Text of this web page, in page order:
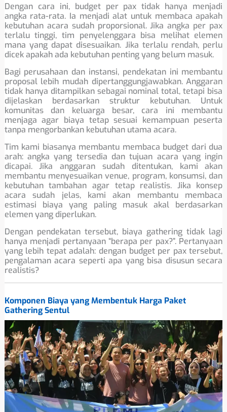
Dengan cara ini, budget per pax tidak hanya menjadi
angka rata-rata. Ia menjadi alat untuk membaca apakah
kebutuhan acara sudah proporsional. Jika angka per pax
terlalu tinggi, tim penyelenggara bisa melihat elemen
mana yang dapat disesuaikan. Jika terlalu rendah, perlu
dicek apakah ada kebutuhan penting yang belum masuk.
Bagi perusahaan dan instansi, pendekatan ini membantu
proposal lebih mudah dipertanggungjawabkan. Anggaran
tidak hanya ditampilkan sebagai nominal total, tetapi bisa
dijelaskan berdasarkan struktur kebutuhan. Untuk
komunitas dan keluarga besar, cara ini membantu
menjaga agar biaya tetap sesuai kemampuan peserta
tanpa mengorbankan kebutuhan utama acara.
Tim kami biasanya membantu membaca budget dari dua
arah: angka yang tersedia dan tujuan acara yang ingin
dicapai. Jika anggaran sudah ditentukan, kami akan
membantu menyesuaikan venue, program, konsumsi, dan
kebutuhan tambahan agar tetap realistis. Jika konsep
acara sudah jelas, kami akan membantu membaca
estimasi biaya yang paling masuk akal berdasarkan
elemen yang diperlukan.
Dengan pendekatan tersebut, biaya gathering tidak lagi
hanya menjadi pertanyaan “berapa per pax?”. Pertanyaan
yang lebih tepat adalah: dengan budget per pax tersebut,
pengalaman acara seperti apa yang bisa disusun secara
realistis?
Komponen Biaya yang Membentuk Harga Paket
Gathering Sentul